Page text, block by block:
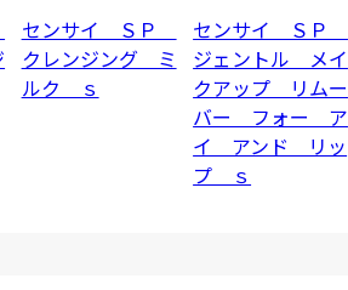
センサイ ＳＰ
クレンジング ミ
ルク ｓ
センサイ ＳＰ
ジェントル メイ
クアップ リムー
バー フォー ア
イ アンド リッ
プ ｓ